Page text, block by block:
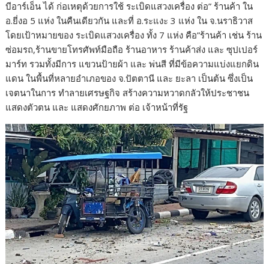
บีอาร์เอ็น ได้ ก่อเหตุด้วยการใช้ ระเบิดแสวงเครื่อง ต่อ” ร้านค้า ใน
อ.ยี่งอ 5 แห่ง ในคืนเดียวกัน และที่ อ.ระแงะ 3 แห่ง ใน จ.นราธิวาส
โดยเป้าหมายของ ระเบิดแสวงเครื่อง ทั้ง 7 แห่ง คือ”ร้านค้า เช่น ร้าน
ซ่อมรถ,ร้านขายโทรศัพท์มือถือ ร้านอาหาร ร้านค้าส่ง และ ซุปเปอร์
มาร์ท รวมทั้งมีการ แขวนป้ายผ้า และ พ่นสี ที่มีข้อความแบ่งแยกดิน
แดน ในพื้นที่หลายอำเภอของ จ.ปัตตานี และ ยะลา เป็นต้น ซึ่งเป็น
เจตนาในการ ทำลายเศรษฐกิจ สร้างความหวาดกลัวให้ประชาชน
แสดงตัวตน และ แสดงศักยภาพ ต่อ เจ้าหน้าที่รัฐ